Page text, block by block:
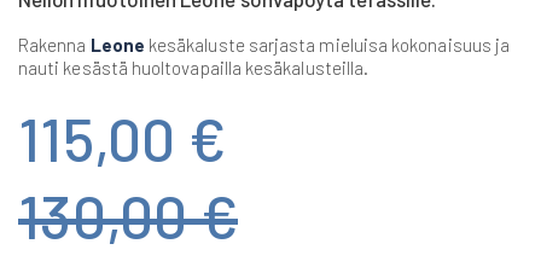
gallery
Rakenna Leone kesäkaluste sarjasta mieluisa kokonaisuus ja
nauti kesästä huoltovapailla kesäkalusteilla.
115,00 €
130,00 €